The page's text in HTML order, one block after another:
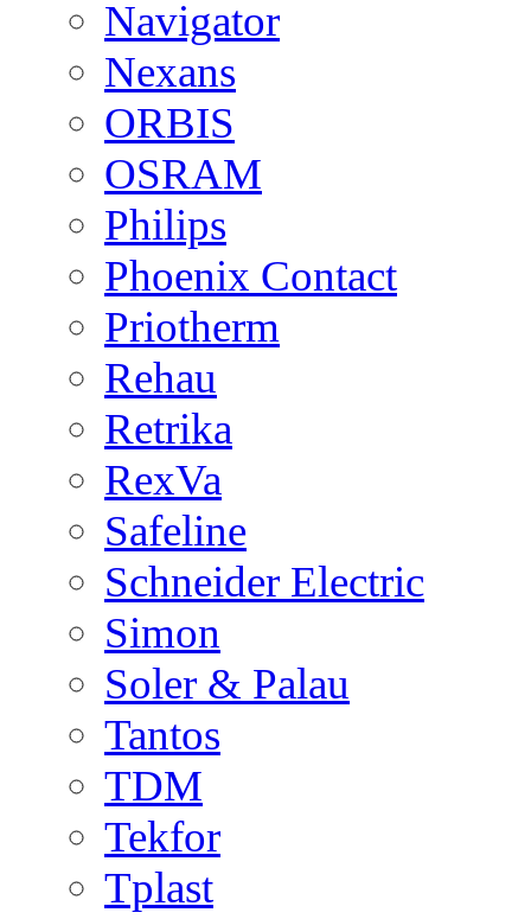
Navigator
Nexans
ORBIS
OSRAM
Philips
Phoenix Contact
Priotherm
Rehau
Retrika
RexVa
Safeline
Schneider Electric
Simon
Soler & Palau
Tantos
TDM
Tekfor
Tplast